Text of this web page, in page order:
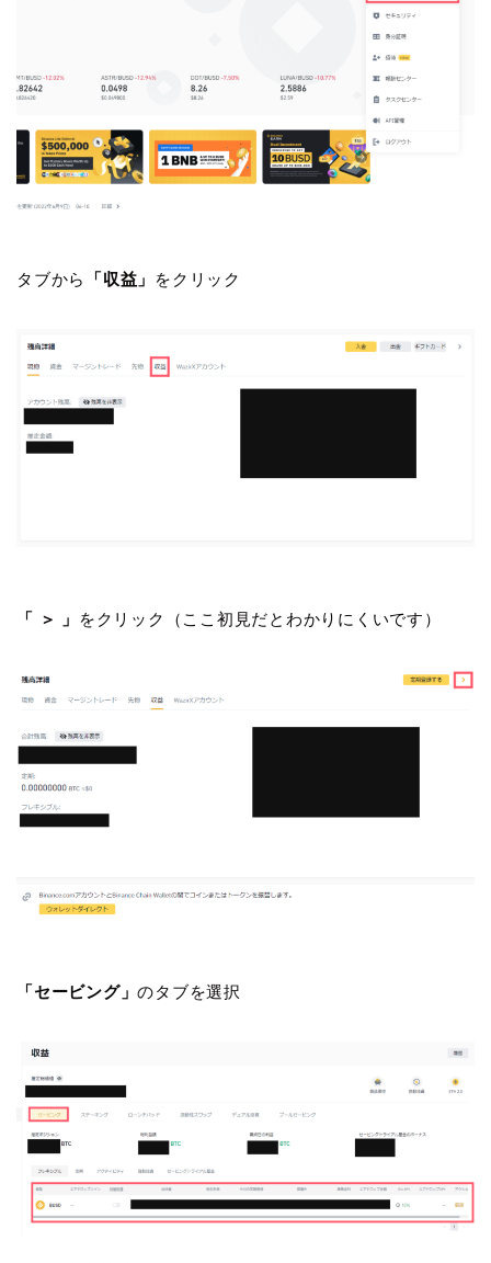
タブから 「収益」 をクリック
「 ＞ 」 をクリック（ここ初見だとわかりにくいです）
「セービング」のタブを選択